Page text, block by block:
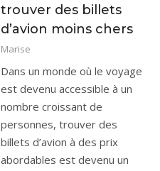
trouver des billets
d’avion moins chers
Marise
Dans un monde où le voyage
est devenu accessible à un
nombre croissant de
personnes, trouver des
billets d’avion à des prix
abordables est devenu un